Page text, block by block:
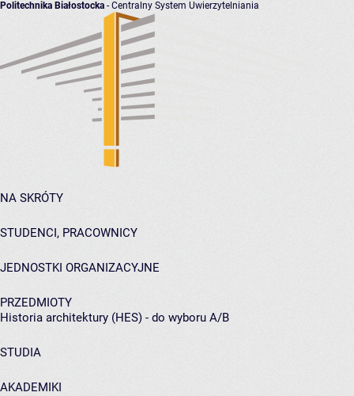
Politechnika Białostocka - Centralny System Uwierzytelniania
NA SKRÓTY
STUDENCI, PRACOWNICY
JEDNOSTKI ORGANIZACYJNE
PRZEDMIOTY
Historia architektury (HES) - do wyboru A/B
STUDIA
AKADEMIKI